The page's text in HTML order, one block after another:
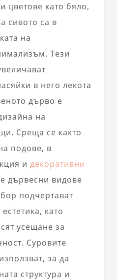
цветове като бяло,
сивото са в
на
Тези
в него лекота
дърво е
на
Среща се както
подове, в
и декоративни
дървесни видове
подчертават
като
усещане за
Суровите
за да
структура и